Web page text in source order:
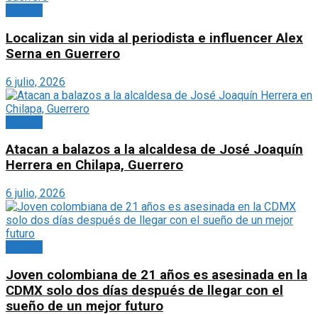
Localizan sin vida al periodista e influencer Alex
Serna en Guerrero
6 julio, 2026
Atacan a balazos a la alcaldesa de José Joaquín
Herrera en Chilapa, Guerrero
6 julio, 2026
Joven colombiana de 21 años es asesinada en la
CDMX solo dos días después de llegar con el
sueño de un mejor futuro